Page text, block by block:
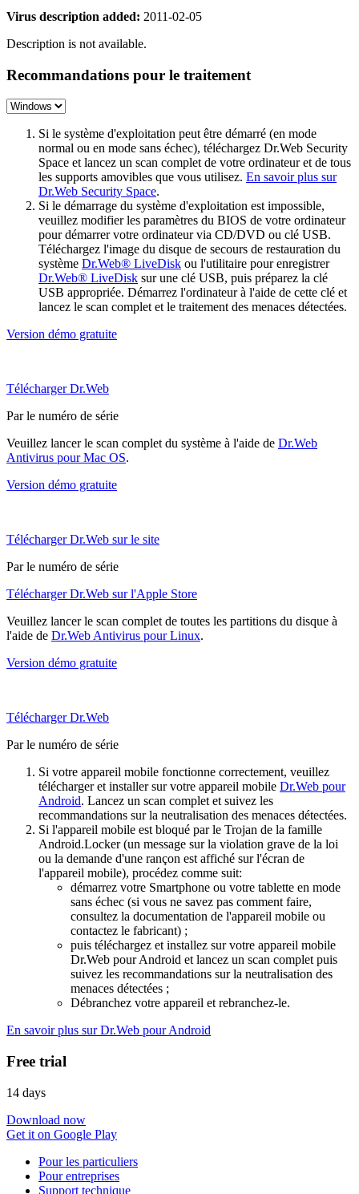
Virus description added: 2011-02-05
Description is not available.
Recommandations pour le traitement
Si le système d'exploitation peut être démarré (en mode
normal ou en mode sans échec), téléchargez Dr.Web Security
Space et lancez un scan complet de votre ordinateur et de tous
les supports amovibles que vous utilisez. En savoir plus sur
Dr.Web Security Space.
Si le démarrage du système d'exploitation est impossible,
veuillez modifier les paramètres du BIOS de votre ordinateur
pour démarrer votre ordinateur via CD/DVD ou clé USB.
Téléchargez l'image du disque de secours de restauration du
système Dr.Web® LiveDisk ou l'utilitaire pour enregistrer
Dr.Web® LiveDisk sur une clé USB, puis préparez la clé
USB appropriée. Démarrez l'ordinateur à l'aide de cette clé et
lancez le scan complet et le traitement des menaces détectées.
Version démo gratuite
Télécharger Dr.Web
Par le numéro de série
Veuillez lancer le scan complet du système à l'aide de Dr.Web
Antivirus pour Mac OS.
Version démo gratuite
Télécharger Dr.Web sur le site
Par le numéro de série
Télécharger Dr.Web sur l'Apple Store
Veuillez lancer le scan complet de toutes les partitions du disque à
l'aide de Dr.Web Antivirus pour Linux.
Version démo gratuite
Télécharger Dr.Web
Par le numéro de série
Si votre appareil mobile fonctionne correctement, veuillez
télécharger et installer sur votre appareil mobile Dr.Web pour
Android. Lancez un scan complet et suivez les
recommandations sur la neutralisation des menaces détectées.
Si l'appareil mobile est bloqué par le Trojan de la famille
Android.Locker (un message sur la violation grave de la loi
ou la demande d'une rançon est affiché sur l'écran de
l'appareil mobile), procédez comme suit:
démarrez votre Smartphone ou votre tablette en mode
sans échec (si vous ne savez pas comment faire,
consultez la documentation de l'appareil mobile ou
contactez le fabricant) ;
puis téléchargez et installez sur votre appareil mobile
Dr.Web pour Android et lancez un scan complet puis
suivez les recommandations sur la neutralisation des
menaces détectées ;
Débranchez votre appareil et rebranchez-le.
En savoir plus sur Dr.Web pour Android
Free trial
14 days
Download now
Get it on Google Play
Pour les particuliers
Pour entreprises
Support technique